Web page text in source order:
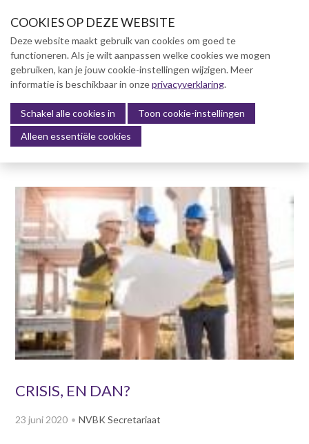
p
v
g
n
Menu
CRISIS, EN DAN?
23 juni 2020 NVBK Secretariaat
Over NVBK
NVBK Leden
Lidmaatschap
Kennisbank
Dag van de Bouwkosten 2025
Magazine
Kostenmanagement Bouw &
Infra (KM)
ABK-model 2023
Boek Levensduurkosten –
Slim investeren, lang
profiteren
Dag van de
Bouwkostendeskundige 2024
Dag van de
Bouwkostenmanagement
COOKIES OP DEZE WEBSITE
Deze website maakt gebruik van cookies om goed te
functioneren. Als je wilt aanpassen welke cookies we mogen
gebruiken, kan je jouw cookie-instellingen wijzigen. Meer
informatie is beschikbaar in onzeprivacyverklaring.
Schakel alle cookies in
Toon cookie-instellingen
Alleen essentiële cookies